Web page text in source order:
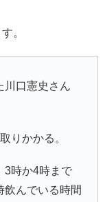
。
川口憲史 さん
りかかる。
3時か4時まで
飲んでいる時間